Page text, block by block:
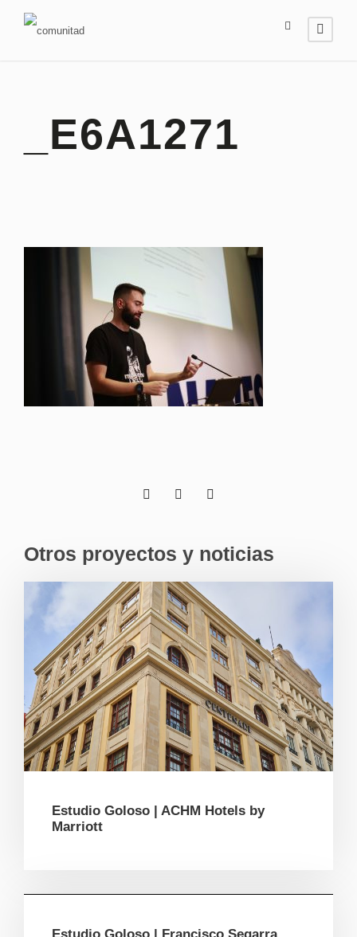
_E6A1271
Otros proyectos y noticias
Estudio Goloso | ACHM Hotels by
Marriott